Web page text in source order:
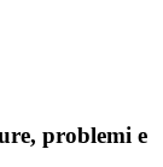
problemi e